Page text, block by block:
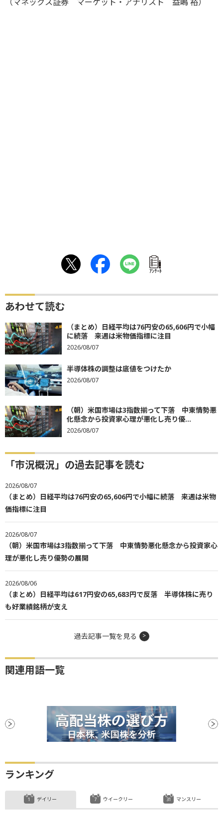
ｱﾝｹｰﾄ
あわせて読む
（まとめ）日経平均は76円安の65,606円で小幅
に続落 来週は米物価指標に注目
2026/08/07
半導体株の調整は底値をつけたか
2026/08/07
（朝）米国市場は3指数揃って下落 中東情勢悪
化懸念から投資家心理が悪化し売り優...
2026/08/07
「市況概況」の過去記事を読む
2026/08/07
（まとめ）日経平均は76円安の65,606円で小幅に続落 来週は米物
価指標に注目
2026/08/07
（朝）米国市場は3指数揃って下落 中東情勢悪化懸念から投資家心
理が悪化し売り優勢の展開
2026/08/06
（まとめ）日経平均は617円安の65,683円で反落 半導体株に売り
も好業績銘柄が支え
過去記事一覧を見る
関連用語一覧
ランキング
デイリー ウイークリー マンスリー